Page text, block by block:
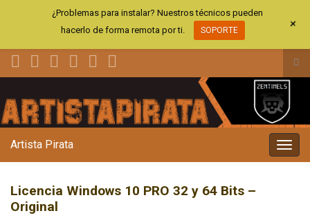
el
la
Artista Pirata
Licencia Windows 10 PRO 32 y 64 Bits –
Original
¿Problemas para instalar? Nuestros técnicos pueden
hacerlo de forma remota por ti.
SOPORTE +